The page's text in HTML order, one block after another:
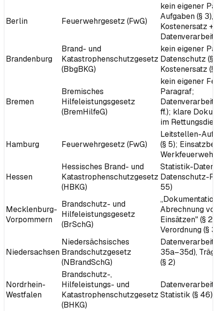
Berlin Feuerwehrgesetz (FwG)
kein eigener
Aufgaben (§ 3),
Kostenersatz +
Brandenburg
Brand- und
Katastrophenschutzgesetz
(BbgBKG)
kein eigener
Datenschutz (§
Kostenersatz
Bremen
Bremisches
Hilfeleistungsgesetz
(BremHilfeG)
kein eigener
Paragraf;
ff.); klare
im
Hamburg Feuerwehrgesetz (FwG)
Leitstellen-
(§ 5);
Hessen
Hessisches Brand- und
Katastrophenschutzgesetz
(HBKG)
Statistik-Daten
Datenschutz-
55)
Mecklenburg-
Vorpommern
Brandschutz- und
Hilfeleistungsgesetz
(BrSchG)
Abrechnung
Einsätzen" (§
Verordnung (§
Niedersachsen
Niedersächsisches
Brandschutzgesetz
(NBrandSchG)
35a–35d),
(§ 2)
Nordrhein-
Westfalen
Brandschutz-,
Hilfeleistungs- und
Katastrophenschutzgesetz
(BHKG)
Statistik (§ 46)